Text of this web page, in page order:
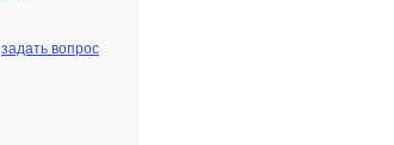
задать вопрос